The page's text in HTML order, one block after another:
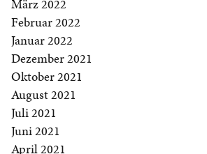
März 2022
Februar 2022
Januar 2022
Dezember 2021
Oktober 2021
August 2021
Juli 2021
Juni 2021
April 2021